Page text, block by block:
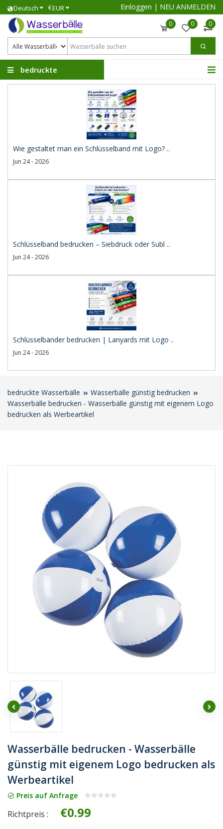
Deutsch €EUR Einloggen | NEU ANMELDEN
0 0 0
bedruckte
Wasserbälle
Wie gestaltet man ein Schlüsselband mit Logo? ..
Jun 24 - 2026
Schlüsselband bedrucken – Siebdruck oder Subl ..
Jun 24 - 2026
Schlüsselbänder bedrucken | Lanyards mit Logo ..
Jun 24 - 2026
bedruckte Wasserbälle
Wasserbälle günstig bedrucken
Wasserbälle bedrucken - Wasserbälle günstig mit eigenem Logo
bedrucken als Werbeartikel
Wasserbälle bedrucken - Wasserbälle
günstig mit eigenem Logo bedrucken als
Werbeartikel
Preis auf Anfrage
Richtpreis : €0.99